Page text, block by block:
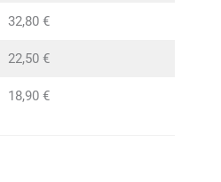
32,80 €
22,50 €
18,90 €